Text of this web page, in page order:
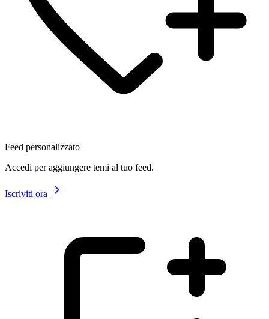
Feed personalizzato
Accedi per aggiungere temi al tuo feed.
Iscriviti ora